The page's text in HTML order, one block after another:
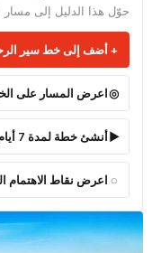
حوّل هذا الدليل إلى مسار
أضف إلى خط سير
اعرض المسار على
أنشئ خطة لمدة 7 أيام
اعرض نقاط الاهتمام